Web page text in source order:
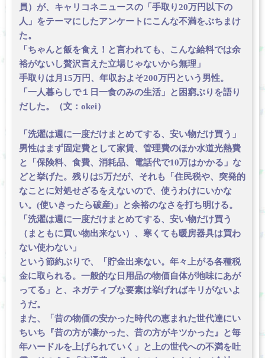
員）が、キャリコネニュースの「手取り20万円以下の
人」をテーマにしたアンケートにこんな不満をぶちまけ
た。
「ちゃんと飯を食え！と言われても、こんな給料では余
裕がないし贅沢言えた立場じゃないから無理」
手取りは月15万円、年収およそ200万円という男性。
「一人暮らしで１日一食のみの生活」と困窮ぶりを語り
だした。（文：okei）
「洗濯は週に一度だけまとめてする、安い物だけ買う」
男性はまず固定費として家賃、管理費のほか水道光熱費
と「保険料、食費、消耗品、電話代で10万はかかる」な
どと挙げた。残りは5万だが、それも「住民税や、突発的
なことに対処せざるをえないので、使うわけにいかな
い。(使いきったら破産)」と余裕のなさを打ち明ける。
「洗濯は週に一度だけまとめてする、安い物だけ買う
（まともに買い物出来ない）、寒くても暖房器具は買わ
ない使わない」
という節約ぶりで、「貯金出来ない。年々上がる各種税
金に取られる。一般的な日用品の物価自体が地味にあが
ってる」と、ネガティブな要素は挙げればキリがないよ
うだ。
また、「昔の物価の安かった時代の恵まれた世代達にい
ちいち『昔の方が凄かった、昔の方がキツかった』と毎
年ハードルを上げられていく」と上の世代への不満を吐